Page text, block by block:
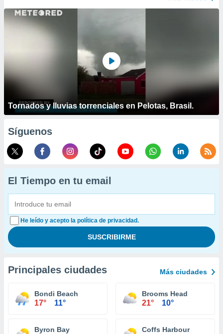
Tornados y lluvias torrenciales en Pelotas, Brasil.
Síguenos
El Tiempo en tu email
He leído y acepto la política de privacidad.
Principales ciudades Más ciudades
Bondi Beach
17° 11°
Brooms Head
21° 10°
Byron Bay Coffs Harbour